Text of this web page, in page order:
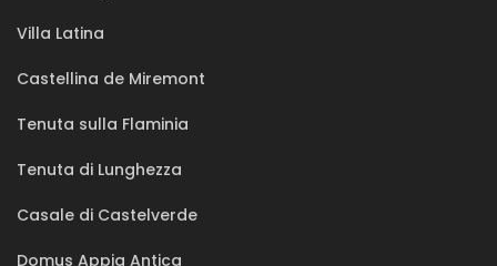
Villa Latina
Castellina de Miremont
Tenuta sulla Flaminia
Tenuta di Lunghezza
Casale di Castelverde
Domus Appia Antica